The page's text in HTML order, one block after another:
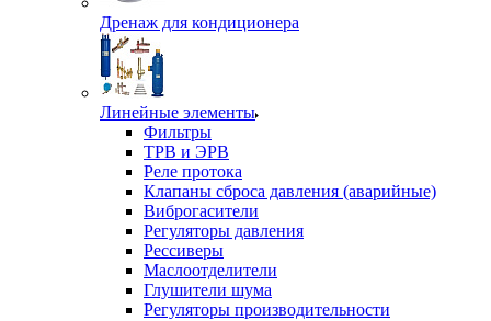
Дренаж для кондиционера
Линейные элементы
Фильтры
ТРВ и ЭРВ
Реле протока
Клапаны сброса давления (аварийные)
Виброгасители
Регуляторы давления
Рессиверы
Маслоотделители
Глушители шума
Регуляторы производительности